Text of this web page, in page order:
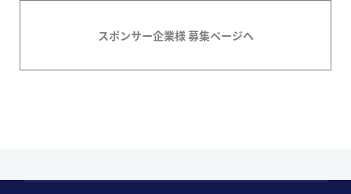
スポンサー企業様 募集ページへ